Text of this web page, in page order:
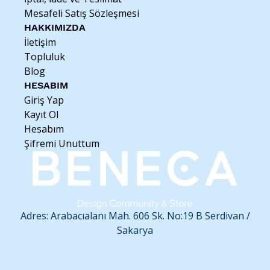
Mesafeli Satış Sözleşmesi
HAKKIMIZDA
İletişim
Topluluk
Blog
HESABIM
Giriş Yap
Kayıt Ol
Hesabım
Şifremi Unuttum
Adres: Arabacıalanı Mah. 606 Sk. No:19 B Serdivan /
Sakarya